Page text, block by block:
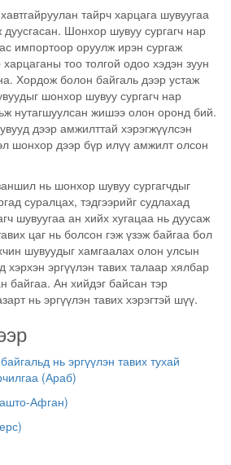
тайрч харцага шувуугаа
дуусгасан. Шонхор шувуу сургагч нар
импортоор оруулж ирэн сургаж
тоо толгой одоо хэдэн зуун
Хордож болон байгаль дээр устаж
шонхор шувуу сургагч нар
нутагшуулсан жишээ олон оронд бий.
дээр амжилттай хэрэгжүүлсэн
шонхор дээр бүр илүү амжилт олсон
нь шонхор шувуу сургагчдыг
суралцах, тэдгээрийг судлахад
шувуугаа ан хийх хугацаа нь дуусаж
цаг нь болсон гэж үзэж байгаа бол
шувуудыг хамгаалах олон улсын
эргүүлэн тавих талаар хялбар
байгаа. Ан хийдэг байсан тэр
нь эргүүлэн тавих хэрэгтэй шүү.
нь эргүүлэн тавих тухай
(Араб)
Афган)